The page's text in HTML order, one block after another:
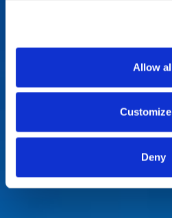
Allow
Customize
Deny